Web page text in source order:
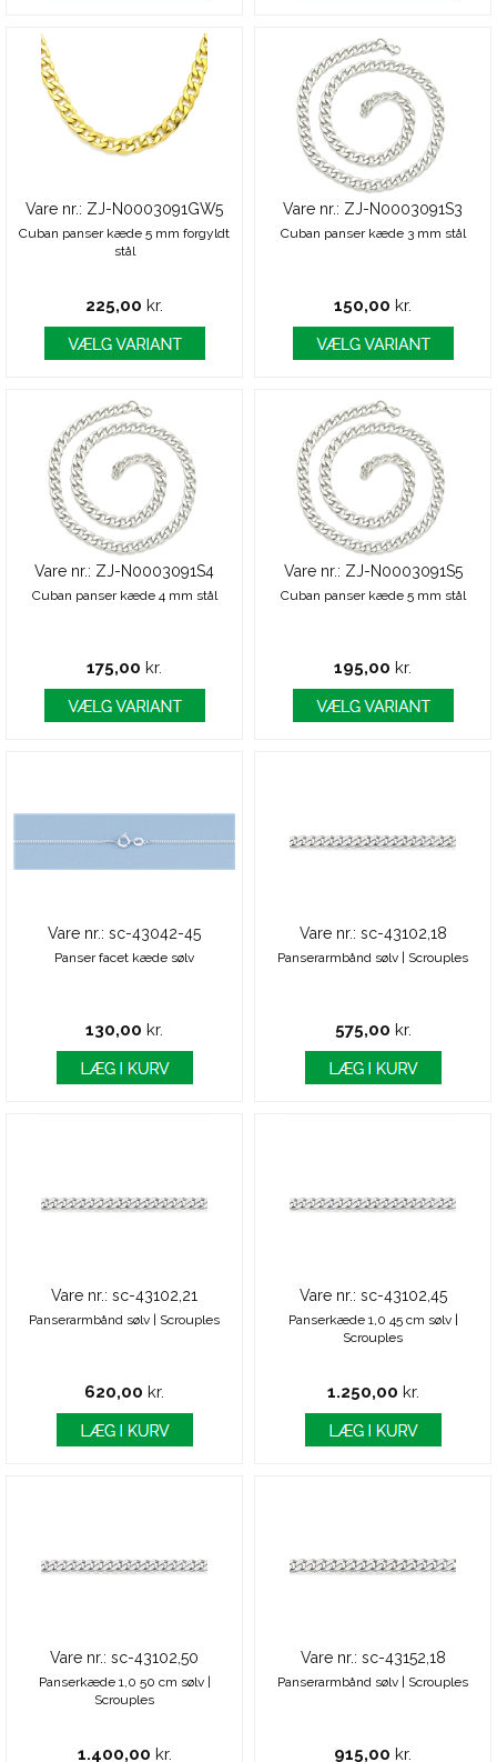
Vare nr.: ZJ-N0003091GW5
Cuban panser kæde 5 mm forgyldt
stål
225,00 kr.
Vare nr.: ZJ-N0003091S3
Cuban panser kæde 3 mm stål
150,00 kr.
Vare nr.: ZJ-N0003091S4
Cuban panser kæde 4 mm stål
175,00 kr.
Vare nr.: ZJ-N0003091S5
Cuban panser kæde 5 mm stål
195,00 kr.
Vare nr.: sc-43042-45
Panser facet kæde sølv
130,00 kr.
Vare nr.: sc-43102,18
Panserarmbånd sølv | Scrouples
575,00 kr.
Vare nr.: sc-43102,21
Panserarmbånd sølv | Scrouples
620,00 kr.
Vare nr.: sc-43102,45
Panserkæde 1,0 45 cm sølv |
Scrouples
1.250,00 kr.
Vare nr.: sc-43102,50
Panserkæde 1,0 50 cm sølv |
Scrouples
1.400,00 kr.
Vare nr.: sc-43152,18
Panserarmbånd sølv | Scrouples
915,00 kr.